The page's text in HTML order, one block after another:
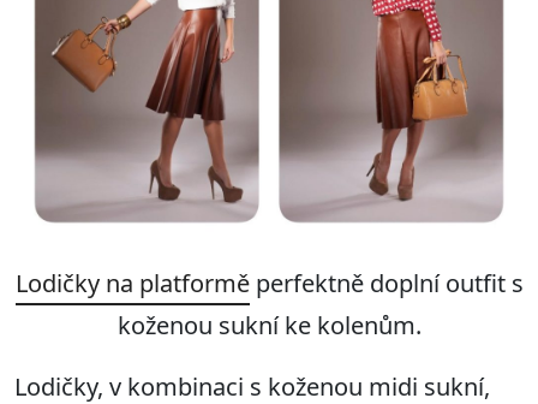
Lodičky na platforměperfektně doplní outfit s
koženou sukní ke kolenům.
Lodičky, v kombinaci s koženou midi sukní,